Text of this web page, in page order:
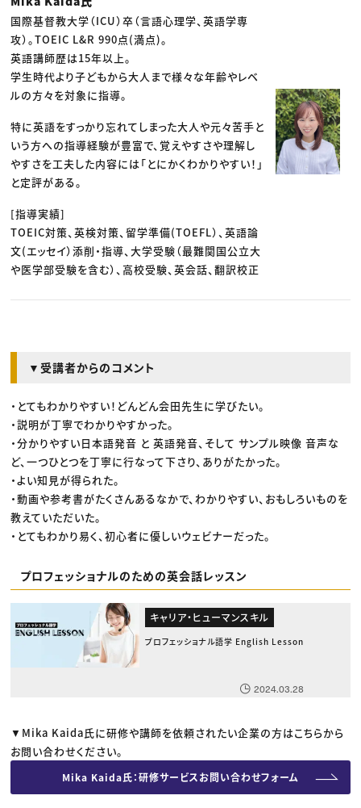
国際基督教大学（ICU）卒（言語心理学、英語学専
攻）。TOEIC L&R 990点(満点)。
英語講師歴は15年以上。
学生時代より子どもから大人まで様々な年齢やレベ
ルの方々を対象に指導。
特に英語をすっかり忘れてしまった大人や元々苦手と
いう方への指導経験が豊富で、覚えやすさや理解し
やすさを工夫した内容には「とにかくわかりやすい！」
と定評がある。
[指導実績]
TOEIC対策、英検対策、留学準備(TOEFL）、英語論
文(エッセイ）添削・指導、大学受験（最難関国公立大
や医学部受験を含む）、高校受験、英会話、翻訳校正
▼受講者からのコメント
・とてもわかりやすい！どんどん会田先生に学びたい。
・説明が丁寧でわかりやすかった。
・分かりやすい日本語発音 と 英語発音、そして サンプル映像 音声な
ど、一つひとつを丁寧に行なって下さり、ありがたかった。
・よい知見が得られた。
・動画や参考書がたくさんあるなかで、わかりやすい、おもしろいものを
教えていただいた。
・とてもわかり易く、初心者に優しいウェビナーだった。
プロフェッショナルのための英会話レッスン
キャリア・ヒューマンスキル
プロフェッショナル語学 English Lesson
2024.03.28
▼Mika Kaida氏に研修や講師を依頼されたい企業の方はこちらから
お問い合わせください。
Mika Kaida氏：研修サービスお問い合わせフォーム